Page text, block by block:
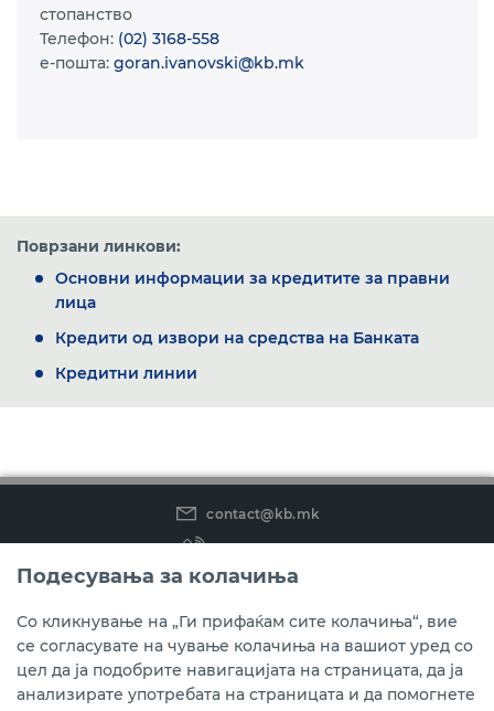
стопанство
Телефон: (02) 3168-558
e-пошта: goran.ivanovski@kb.mk
Поврзани линкови:
Основни информации за кредитите за правни
лица
Кредити од извори на средства на Банката
Кредитни линии
contact@kb.mk
(02) 3 296 800
Instagram
LinkedIn
Youtube
Преземете ја мобилната апликација мБанкаКо.
Подесувања за колачиња
Со кликнување на „Ги прифаќам сите колачиња“, вие
се согласувате на чување колачиња на вашиот уред со
цел да ја подобрите навигацијата на страницата, да ја
анализирате употребата на страницата и да помогнете